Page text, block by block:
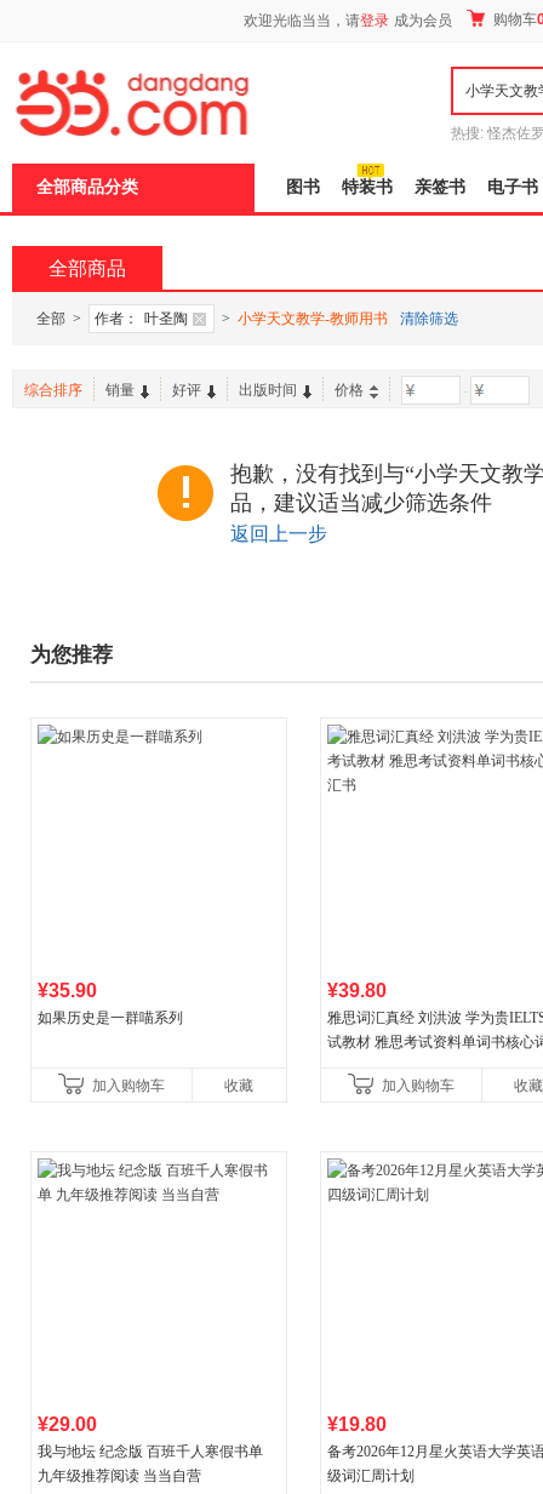
欢迎光临当当，请登录 成为会员 购物车
热搜: 怪杰佐
全部商品分类 图书 特装书 亲签书 电子书
全部商品
全部 > 作者： 叶圣陶 > 小学天文教学-教师用书 清除筛选
综合排序 销量 好评 出版时间 价格 -
抱歉，没有找到与“小学天文教
品，建议适当减少筛选条件
返回上一步
为您推荐
¥35.90
如果历史是一群喵系列
加入购物车 收藏
¥39.80
雅思词汇真经 刘洪波 学为贵
试教材 雅思考试资料单词书核心
加入购物车
收藏
¥29.00
我与地坛 纪念版 百班千人寒假书单
九年级推荐阅读 当当自营
¥19.80
备考2026年12月星火英语大学英
级词汇周计划
页
加